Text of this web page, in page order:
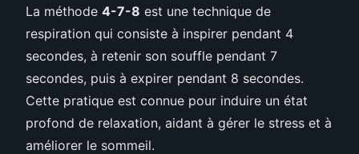
La méthode 4-7-8 est une technique de
respiration qui consiste à inspirer pendant 4
secondes, à retenir son souffle pendant 7
secondes, puis à expirer pendant 8 secondes.
Cette pratique est connue pour induire un état
profond de relaxation, aidant à gérer le stress et à
améliorer le sommeil.